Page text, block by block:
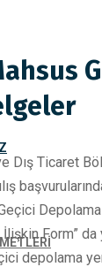
Dış Ticaret
İlişkin Form”
depolama